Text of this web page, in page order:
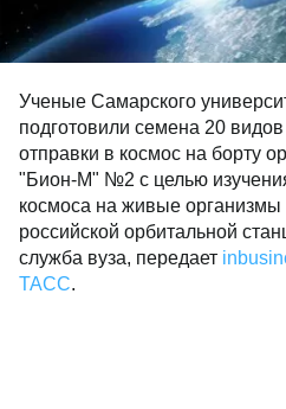
Ученые Самарского
подготовили семена 20
отправки в космос на борту
"Бион-М" №2 с целью
космоса на живые организмы
российской орбитальной
служба вуза, передает
ТАСС.